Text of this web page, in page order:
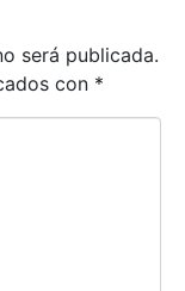
será publicada.
con *